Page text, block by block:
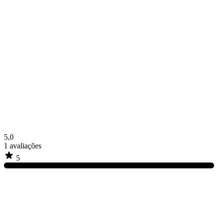
5,0
1 avaliações
5